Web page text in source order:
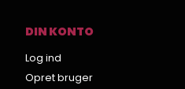
DIN KONTO
Log ind
Opret bruger